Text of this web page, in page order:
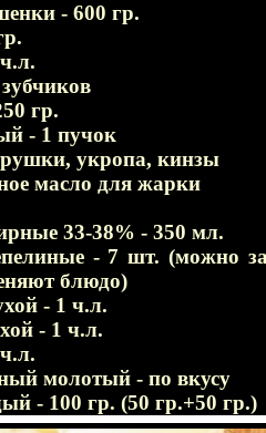
- 600 гр.
гр.
- 1 пучок
укропа, кинзы
масло для жарки
33-38% - 350 мл.
- 7 шт. (можно
блюдо)
- 1 ч.л.
- 1 ч.л.
молотый - по вкусу
- 100 гр. (50 гр.+50 гр.)